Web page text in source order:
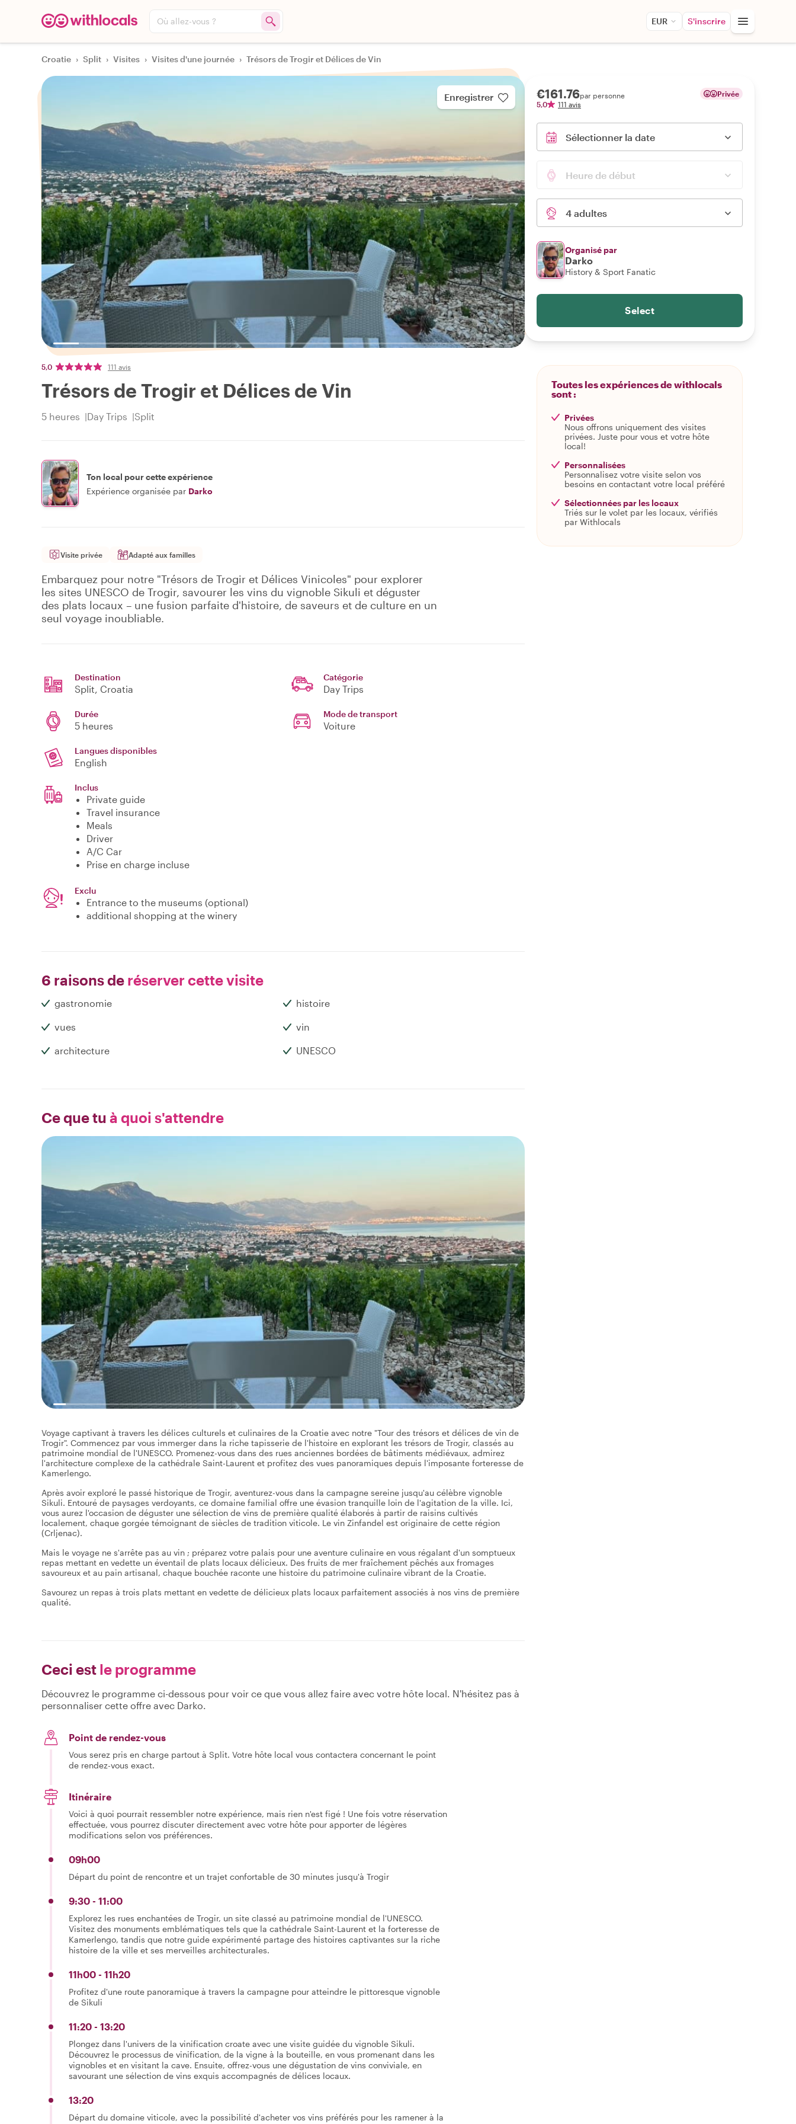
Où allez-vous ? EUR S'inscrire
Croatie › Split › Visites › Visites d'une journée › Trésors de Trogir et Délices de Vin
Enregistrer
5,0 111 avis
Trésors de Trogir et Délices de Vin
5 heures Day Trips Split
Ton local pour cette expérience
Expérience organisée par Darko
Visite privée Adapté aux familles
Embarquez pour notre "Trésors de Trogir et Délices Vinicoles" pour explorer
les sites UNESCO de Trogir, savourer les vins du vignoble Sikuli et déguster
des plats locaux – une fusion parfaite d'histoire, de saveurs et de culture en un
seul voyage inoubliable.
Destination
Split, Croatia
Catégorie
Day Trips
Durée
5 heures
Mode de transport
Voiture
Langues disponibles
English
Inclus
Private guide
Travel insurance
Meals
Driver
A/C Car
Prise en charge incluse
Exclu
Entrance to the museums (optional)
additional shopping at the winery
6 raisons de réserver cette visite
gastronomie histoire
vues vin
architecture UNESCO
Ce que tu à quoi s'attendre
Voyage captivant à travers les délices culturels et culinaires de la Croatie avec notre "Tour des trésors et délices de vin de
Trogir". Commencez par vous immerger dans la riche tapisserie de l'histoire en explorant les trésors de Trogir, classés au
patrimoine mondial de l'UNESCO. Promenez-vous dans des rues anciennes bordées de bâtiments médiévaux, admirez
l'architecture complexe de la cathédrale Saint-Laurent et profitez des vues panoramiques depuis l'imposante forteresse de
Kamerlengo.
Après avoir exploré le passé historique de Trogir, aventurez-vous dans la campagne sereine jusqu'au célèbre vignoble
Sikuli. Entouré de paysages verdoyants, ce domaine familial offre une évasion tranquille loin de l'agitation de la ville. Ici,
vous aurez l'occasion de déguster une sélection de vins de première qualité élaborés à partir de raisins cultivés
localement, chaque gorgée témoignant de siècles de tradition viticole. Le vin Zinfandel est originaire de cette région
(Crljenac).
Mais le voyage ne s'arrête pas au vin ; préparez votre palais pour une aventure culinaire en vous régalant d'un somptueux
repas mettant en vedette un éventail de plats locaux délicieux. Des fruits de mer fraîchement pêchés aux fromages
savoureux et au pain artisanal, chaque bouchée raconte une histoire du patrimoine culinaire vibrant de la Croatie.
Savourez un repas à trois plats mettant en vedette de délicieux plats locaux parfaitement associés à nos vins de première
qualité.
Ceci est le programme
Découvrez le programme ci-dessous pour voir ce que vous allez faire avec votre hôte local. N'hésitez pas à
personnaliser cette offre avec Darko.
Point de rendez-vous
Vous serez pris en charge partout à Split. Votre hôte local vous contactera concernant le point
de rendez-vous exact.
Itinéraire
Voici à quoi pourrait ressembler notre expérience, mais rien n'est figé ! Une fois votre réservation
effectuée, vous pourrez discuter directement avec votre hôte pour apporter de légères
modifications selon vos préférences.
09h00
Départ du point de rencontre et un trajet confortable de 30 minutes jusqu'à Trogir
9:30 - 11:00
Explorez les rues enchantées de Trogir, un site classé au patrimoine mondial de l'UNESCO.
Visitez des monuments emblématiques tels que la cathédrale Saint-Laurent et la forteresse de
Kamerlengo, tandis que notre guide expérimenté partage des histoires captivantes sur la riche
histoire de la ville et ses merveilles architecturales.
11h00 - 11h20
Profitez d'une route panoramique à travers la campagne pour atteindre le pittoresque vignoble
de Sikuli
11:20 - 13:20
Plongez dans l'univers de la vinification croate avec une visite guidée du vignoble Sikuli.
Découvrez le processus de vinification, de la vigne à la bouteille, en vous promenant dans les
vignobles et en visitant la cave. Ensuite, offrez-vous une dégustation de vins conviviale, en
savourant une sélection de vins exquis accompagnés de délices locaux.
13:20
Départ du domaine viticole, avec la possibilité d'acheter vos vins préférés pour les ramener à la
€161.76par personne
5,0
111 avis
Privée
Sélectionner la date
Heure de début
4 adultes
Organisé par
Darko
History & Sport Fanatic
Select
Toutes les expériences de withlocals
sont :
Privées
Nous offrons uniquement des visites
privées. Juste pour vous et votre hôte
local!
Personnalisées
Personnalisez votre visite selon vos
besoins en contactant votre local préféré
Sélectionnées par les locaux
Triés sur le volet par les locaux, vérifiés
par Withlocals